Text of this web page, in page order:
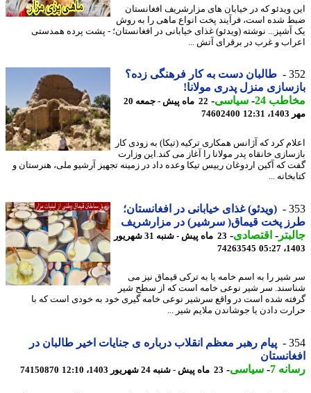
ویدئو که در خیابان های مزارشریف افغانستان
شده است، فرآیند پخت انواع ماهی را به روش
نوشته (ویدئو) غذای خیابانی در افغانستان؛ - پشت پرده همدستی
و غرب در برقرای آتش ...
طالبان دست به کار فرهنگی زده؟
منزل پدری مولانا!
24
-سیاسی-
22 ماه پیش - جمعه 20
74602400
کرد که آژانس همکاری ترکیه (تیکا) به زودی کار
خانقاه پدر مولانا را آغاز می کند.این وزارت
که آکین اردوغان رییس تیکا وعده داد در زمینه تجهیز آرشیو ملی، هنرستان و
...
(ویدئو) غذای خیابانی در افغانستان؛
پخت قیماق( سرشیر) در مزارشریف
-اقتصادی-
23 ماه پیش - شنبه 31 شهریور
74263545
را به اسم خامه یا به ترکی قیماق نیز می
سر شیر نوعی خامه است که از سطح شیر
شده است در واقع سرشیر نوعی خامه گیری خود به خودی است که با
دادن یا جوشاندن ملایم شیر ...
پیام رهبر معظم انقلاب درباره ی جنایات اخیر طالبان در
7
-سیاسی-23 ماه پیش - شنبه 24 شهریور 1403، 12:10 74150870